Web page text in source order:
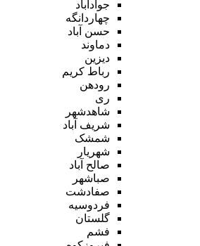
جوادآباد
چهاردانگه
حسن آباد
دماوند
دیزین
رباط کریم
رودهن
ری
شاهدشهر
شریف آباد
شمشک
شهریار
صالح آباد
صباشهر
صفادشت
فردوسیه
گلستان
فشم